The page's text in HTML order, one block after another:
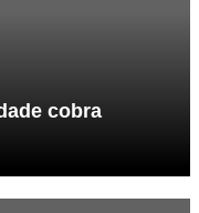
cobra